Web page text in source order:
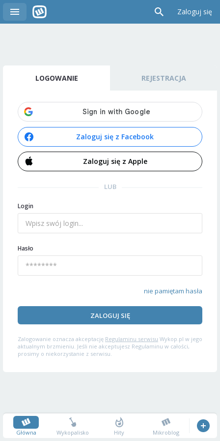
Zaloguj się
LOGOWANIE REJESTRACJA
Zaloguj się z Facebook
Zaloguj się z Apple
LUB
Login
Hasło
nie pamiętam hasła
ZALOGUJ SIĘ
Zalogowanie oznacza akceptację Regulaminu serwisu Wykop.pl w jego
aktualnym brzmieniu. Jeśli nie akceptujesz Regulaminu w całości,
prosimy o niekorzystanie z serwisu.
Główna Wykopalisko Hity Mikroblog